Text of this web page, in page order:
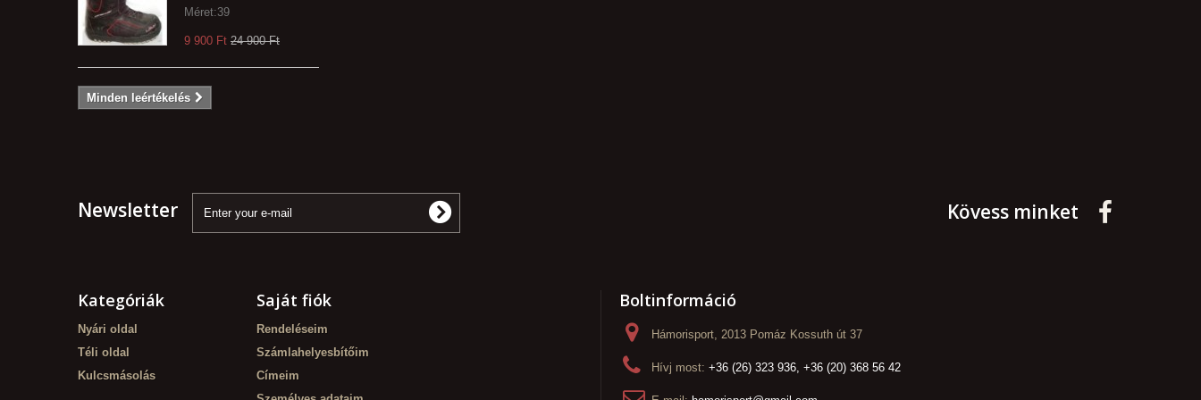
Méret:39
9 900 Ft‎ 24 900 Ft‎
Minden leértékelés
Newsletter Kövess minket
Kategóriák
Nyári oldal
Téli oldal
Kulcsmásolás
Saját fiók
Rendeléseim
Számlahelyesbítőim
Címeim
Boltinformáció
Hámorisport, 2013 Pomáz Kossuth út 37
Hívj most: +36 (26) 323 936, +36 (20) 368 56 42